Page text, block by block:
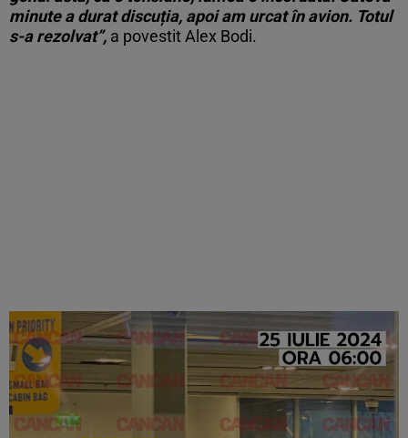
minute a durat discuția, apoi am urcat în avion. Totul
s-a rezolvat”, a povestit Alex Bodi.